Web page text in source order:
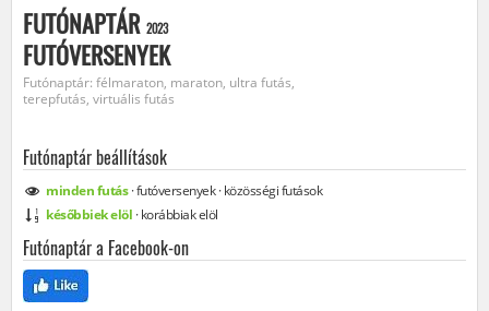
FUTÓNAPTÁR 2023
FUTÓVERSENYEK
Futónaptár: félmaraton, maraton, ultra futás,
terepfutás, virtuális futás
Futónaptár beállítások
mindenfutás·futóversenyek·közösségifutások
későbbiek elöl ·korábbiak elöl
Futónaptár a Facebook-on